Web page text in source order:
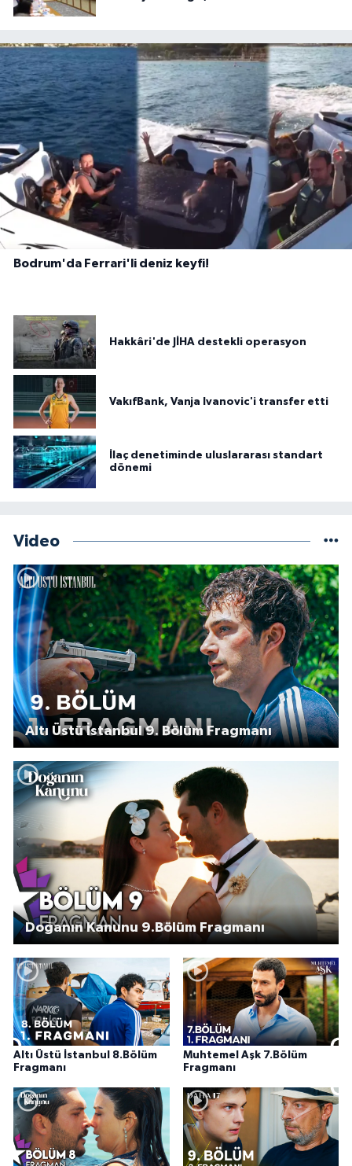
Bodrum'da Ferrari'li deniz keyfi!
Hakkâri'de JİHA destekli operasyon
VakıfBank, Vanja Ivanovic'i transfer etti
İlaç denetiminde uluslararası standart
dönemi
Video
Altı Üstü İstanbul 9. Bölüm Fragmanı
Doğanın Kanunu 9.Bölüm Fragmanı
Altı Üstü İstanbul 8.Bölüm
Fragmanı
Muhtemel Aşk 7.Bölüm
Fragmanı